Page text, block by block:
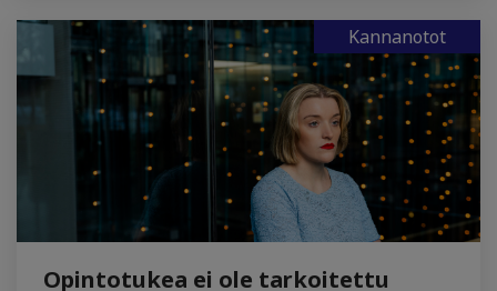
Kannanotot
Opintotukea ei ole tarkoitettu